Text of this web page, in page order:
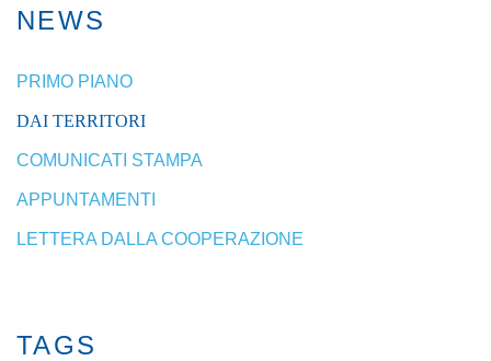
NEWS
PRIMO PIANO
DAI TERRITORI
COMUNICATI STAMPA
APPUNTAMENTI
LETTERA DALLA COOPERAZIONE
TAGS